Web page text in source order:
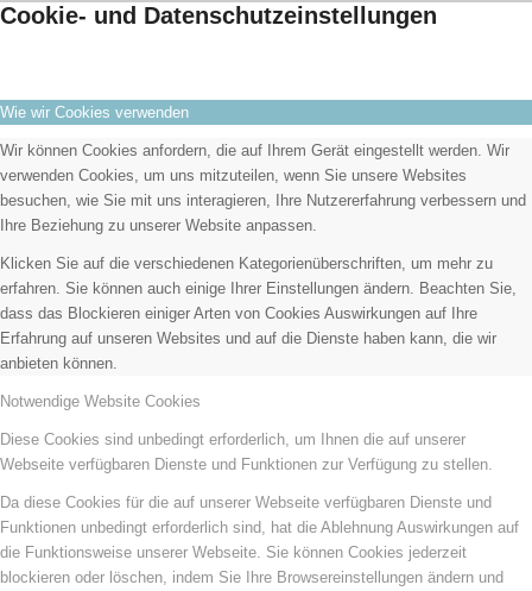
Cookie- und Datenschutzeinstellungen
Wie wir Cookies verwenden
Wir können Cookies anfordern, die auf Ihrem Gerät eingestellt werden. Wir
verwenden Cookies, um uns mitzuteilen, wenn Sie unsere Websites
besuchen, wie Sie mit uns interagieren, Ihre Nutzererfahrung verbessern und
Ihre Beziehung zu unserer Website anpassen.
Klicken Sie auf die verschiedenen Kategorienüberschriften, um mehr zu
erfahren. Sie können auch einige Ihrer Einstellungen ändern. Beachten Sie,
dass das Blockieren einiger Arten von Cookies Auswirkungen auf Ihre
Erfahrung auf unseren Websites und auf die Dienste haben kann, die wir
anbieten können.
Notwendige Website Cookies
Diese Cookies sind unbedingt erforderlich, um Ihnen die auf unserer
Webseite verfügbaren Dienste und Funktionen zur Verfügung zu stellen.
Da diese Cookies für die auf unserer Webseite verfügbaren Dienste und
Funktionen unbedingt erforderlich sind, hat die Ablehnung Auswirkungen auf
die Funktionsweise unserer Webseite. Sie können Cookies jederzeit
blockieren oder löschen, indem Sie Ihre Browsereinstellungen ändern und